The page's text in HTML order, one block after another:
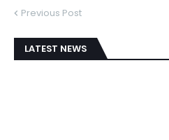
Previous Post
LATEST NEWS